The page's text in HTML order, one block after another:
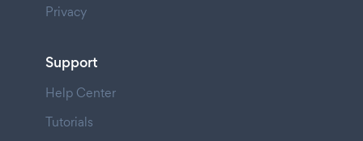
Privacy
Support
Help Center
Tutorials